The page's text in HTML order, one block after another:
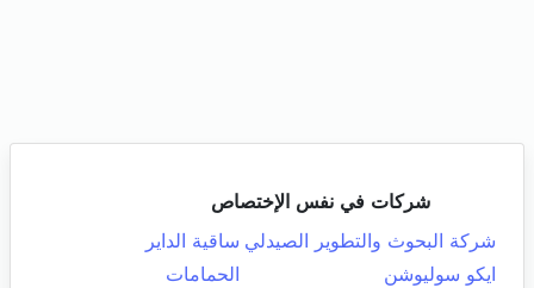
شركات في نفس الإختصاص
شركة البحوث والتطوير الصيدلي ساقية الداير
ايكو سوليوشن
الحمامات